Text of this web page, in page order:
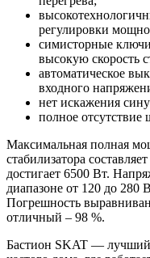
регулировки
симисторные
высокую скорость
автоматическое
входного
нет искажения
полное
Максимальная полная
стабилизатора
достигает 6500 Вт.
диапазоне от 120 до 280
Погрешность
отличный – 98 %.
Бастион SKAT — лучший